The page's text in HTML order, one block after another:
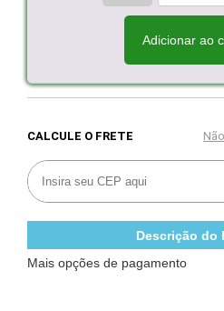
Adicionar ao
Descrição do
Mais opções de pagamento